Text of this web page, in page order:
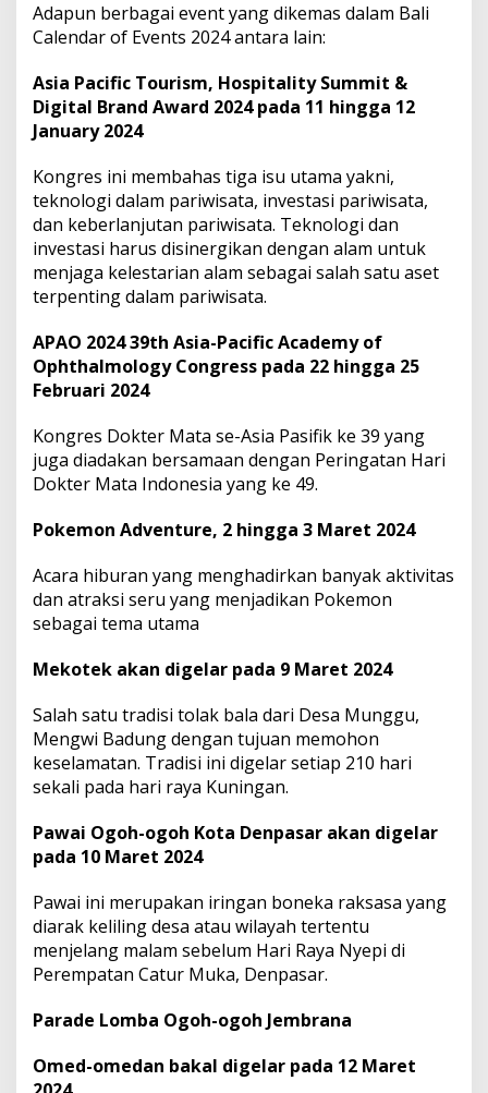
Adapun berbagai event yang dikemas dalam Bali
Calendar of Events 2024 antara lain:
Asia Pacific Tourism, Hospitality Summit &
Digital Brand Award 2024 pada 11 hingga 12
January 2024
Kongres ini membahas tiga isu utama yakni,
teknologi dalam pariwisata, investasi pariwisata,
dan keberlanjutan pariwisata. Teknologi dan
investasi harus disinergikan dengan alam untuk
menjaga kelestarian alam sebagai salah satu aset
terpenting dalam pariwisata.
APAO 2024 39th Asia-Pacific Academy of
Ophthalmology Congress pada 22 hingga 25
Februari 2024
Kongres Dokter Mata se-Asia Pasifik ke 39 yang
juga diadakan bersamaan dengan Peringatan Hari
Dokter Mata Indonesia yang ke 49.
Pokemon Adventure, 2 hingga 3 Maret 2024
Acara hiburan yang menghadirkan banyak aktivitas
dan atraksi seru yang menjadikan Pokemon
sebagai tema utama
Mekotek akan digelar pada 9 Maret 2024
Salah satu tradisi tolak bala dari Desa Munggu,
Mengwi Badung dengan tujuan memohon
keselamatan. Tradisi ini digelar setiap 210 hari
sekali pada hari raya Kuningan.
Pawai Ogoh-ogoh Kota Denpasar akan digelar
pada 10 Maret 2024
Pawai ini merupakan iringan boneka raksasa yang
diarak keliling desa atau wilayah tertentu
menjelang malam sebelum Hari Raya Nyepi di
Perempatan Catur Muka, Denpasar.
Parade Lomba Ogoh-ogoh Jembrana
Omed-omedan bakal digelar pada 12 Maret